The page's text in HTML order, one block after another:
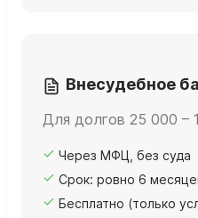
Внесудебное
Для долгов 25 000 –
Через МФЦ, без суда
Срок: ровно 6
Бесплатно (только